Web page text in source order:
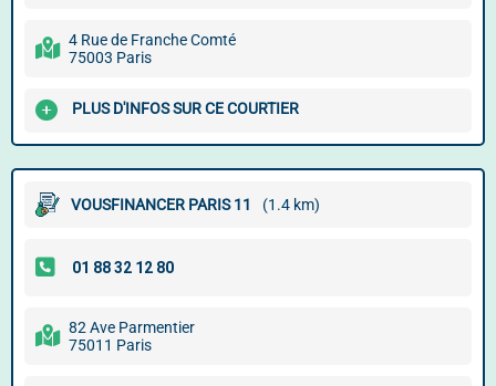
4 Rue de Franche Comté
75003 Paris
PLUS D'INFOS SUR CE COURTIER
VOUSFINANCER PARIS 11 (1.4 km)
82 Ave Parmentier
75011 Paris